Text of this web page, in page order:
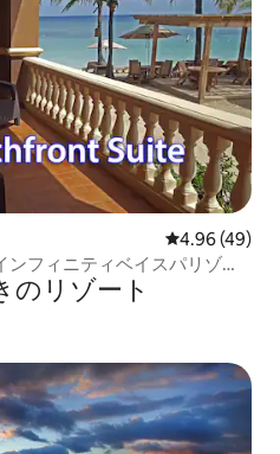
レビュー49
4.96 (49)
フィニティベイスパリゾー
のリゾート